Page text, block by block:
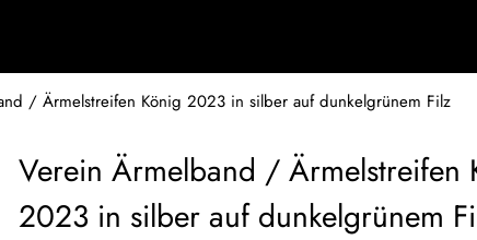
/ Ärmelstreifen König 2023 in silber auf dunkelgrünem Filz
Verein Ärmelband / Ärmelstreifen
2023 in silber auf dunkelgrünem